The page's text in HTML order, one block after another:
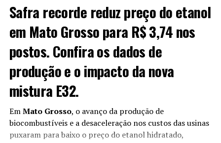
O post
Chuvas dificultam manejo, mas trigo avança bem
no Rio Grande do Sulapareceu primeiro emCanal Rural.
Safra recorde reduz preço do etanol
em Mato Grosso para R$ 3,74 nos
postos. Confira os dados de
produção e o impacto da nova
mistura E32.
EmMato Grosso, o avanço da produção de
biocombustíveis e a desaceleração nos custos das usinas
puxaram para baixo o preço do etanol hidratado,